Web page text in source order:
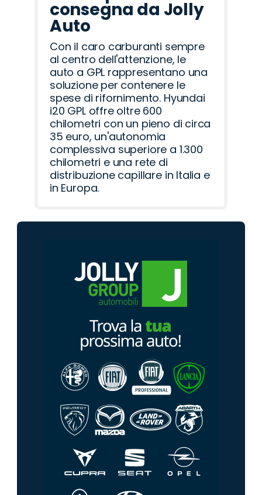
consegna da Jolly
Auto
Con il caro carburanti sempre
al centro dell'attenzione, le
auto a GPL rappresentano una
soluzione per contenere le
spese di rifornimento. Hyundai
i20 GPL offre oltre 600
chilometri con un pieno di circa
35 euro, un'autonomia
complessiva superiore a 1.300
chilometri e una rete di
distribuzione capillare in Italia e
in Europa.